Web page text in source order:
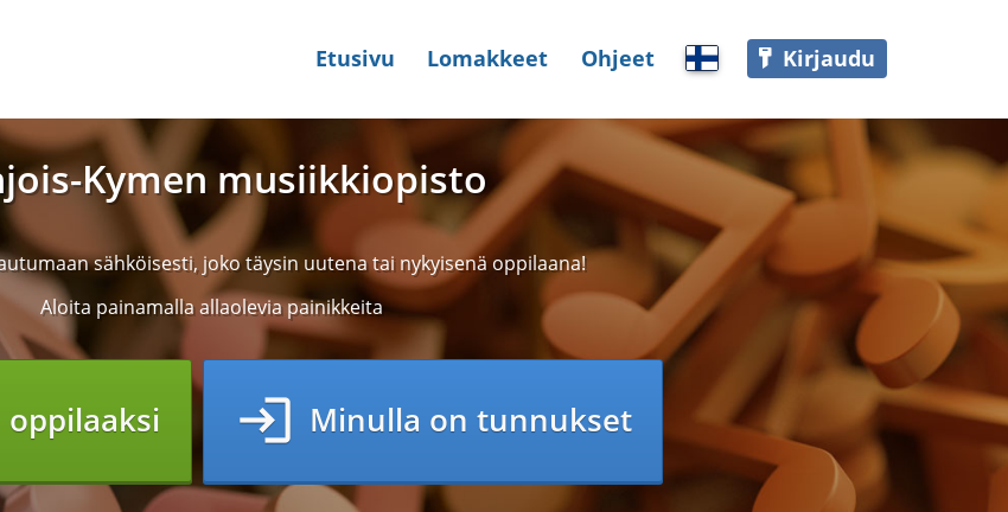
Etusivu Lomakkeet Ohjeet Valitse palvelun kieli
Kirjaudu
Kymen musiikkiopisto
sähköisesti, joko täysin uutena tai nykyisenä oppilaana!
Aloita painamalla allaolevia painikkeita
login Minulla on tunnukset